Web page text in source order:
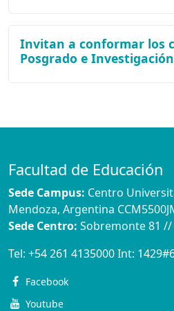
Invitan a conformar los
Posgrado e Investigación
Facultad de Educación
Sede Campus: Centro
Mendoza, Argentina
Sede Centro: Sobremonte 81 //
Tel: +54 261 4135000Int:
Facebook
Youtube